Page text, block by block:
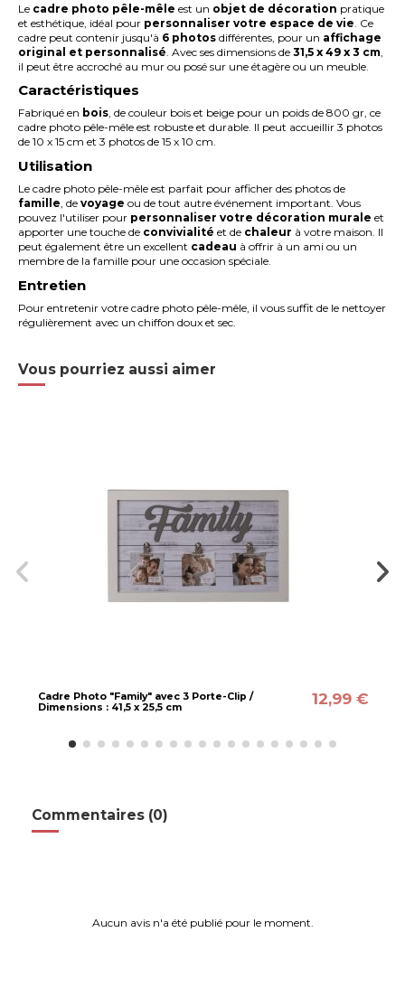
Le cadre photo pêle-mêle est un objet de décoration pratique
et esthétique, idéal pour personnaliser votre espace de vie . Ce
cadre peut contenir jusqu'à 6 photos différentes, pour un affichage
original et personnalisé . Avec ses dimensions de31,5 x 49 x 3 cm
il peut être accroché au mur ou posé sur une étagère ou un meuble.
Caractéristiques
Fabriqué en bois, de couleur bois et beige pour un poids de 800 gr, ce
cadre photo pêle-mêle est robuste et durable. Il peut accueillir 3 photos
de 10 x 15 cm et 3 photos de 15 x 10 cm.
Utilisation
Le cadre photo pêle-mêle est parfait pour afficher des photos de
famille , devoyage ou de tout autre événement important. Vous
pouvez l'utiliser pour personnaliser votre décoration murale et
apporter une touche de convivialité et de chaleur à votre maison. Il
peut également être un excellent cadeau à offrir à un ami ou un
membre de la famille pour une occasion spéciale.
Entretien
Pour entretenir votre cadre photo pêle-mêle, il vous suffit de le nettoyer
régulièrement avec un chiffon doux et sec.
Vous pourriez aussi aimer
Cadre Photo "Family" avec 3 Porte-Clip /
Dimensions : 41,5 x 25,5 cm
12,99 €
Commentaires (0)
Aucun avis n'a été publié pour le moment.